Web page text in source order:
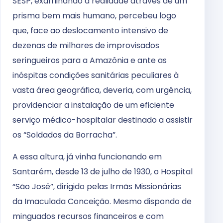
prisma bem mais humano, percebeu logo
que, face ao deslocamento intensivo de
dezenas de milhares de improvisados
seringueiros para a Amazônia e ante as
inóspitas condições sanitárias peculiares à
vasta área geográfica, deveria, com urgência,
providenciar a instalação de um eficiente
serviço médico-hospitalar destinado a assistir
os “Soldados da Borracha”.
A essa altura, já vinha funcionando em
Santarém, desde 13 de julho de 1930, o Hospital
“São José”, dirigido pelas Irmãs Missionárias
da Imaculada Conceição. Mesmo dispondo de
minguados recursos financeiros e com